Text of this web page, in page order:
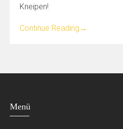
Kneipen!
Continue Reading →
Menü